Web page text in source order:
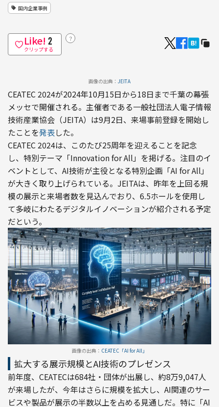
国内企業事例
Like! 2
クリップする
？
画像の出典： JEITA
CEATEC 2024が2024年10月15日から18日まで千葉の幕張
メッセで開催される。主催者である一般社団法人電子情報
技術産業協会（JEITA）は9月2日、来場事前登録を開始し
たことを発表した。
CEATEC 2024は、このたび25周年を迎えることを記念
し、特別テーマ「Innovation for All」を掲げる。注目のイ
ベントとして、AI技術が主役となる特別企画「AI for All」
が大きく取り上げられている。JEITAは、昨年を上回る規
模の展示と来場者数を見込んでおり、6.5ホールを使用し
て多岐にわたるデジタルイノベーションが紹介される予定
だという。
画像の出典： CEATEC「AI for All」
拡大する展示規模とAI技術のプレゼンス
前年度、CEATECは684社・団体が出展し、約8万9,047人
が来場したが、今年はさらに規模を拡大し、AI関連のサー
ビスや製品が展示の半数以上を占める見通しだ。特に「AI